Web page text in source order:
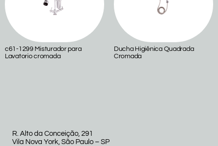
c61-1299 Misturador para
Lavatorio cromada
Ducha Higiênica Quadrada
Cromada
R. Alto da Conceição, 291
Vila Nova York, São Paulo – SP